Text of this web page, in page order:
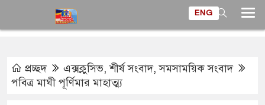
ENG
প্রচ্ছদ এক্সক্লুসিভ,শীর্ষ সংবাদ,সমসাময়িক সংবাদ
পবিত্র মাঘী পূর্ণিমার মাহাত্ম্য